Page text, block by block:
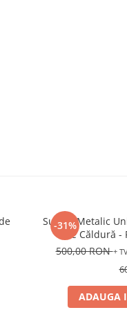
încălzire
-31%
Suport Metalic
de Căldură
500,00 RON+
ADAUGA